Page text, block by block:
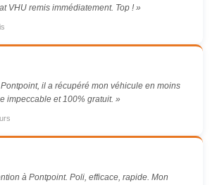
VHU remis immédiatement. Top ! »
il a récupéré mon véhicule en moins
impeccable et 100% gratuit. »
à Pontpoint. Poli, efficace, rapide. Mon